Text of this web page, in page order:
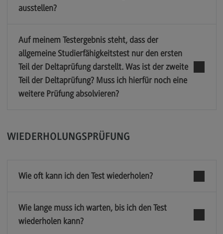
ausstellen?
Auf meinem Testergebnis steht, dass der
allgemeine Studierfähigkeitstest nur den ersten
Teil der Deltaprüfung darstellt. Was ist der zweite
Teil der Deltaprüfung? Muss ich hierfür noch eine
weitere Prüfung absolvieren?
WIEDERHOLUNGSPRÜFUNG
Wie oft kann ich den Test wiederholen?
Wie lange muss ich warten, bis ich den Test
wiederholen kann?